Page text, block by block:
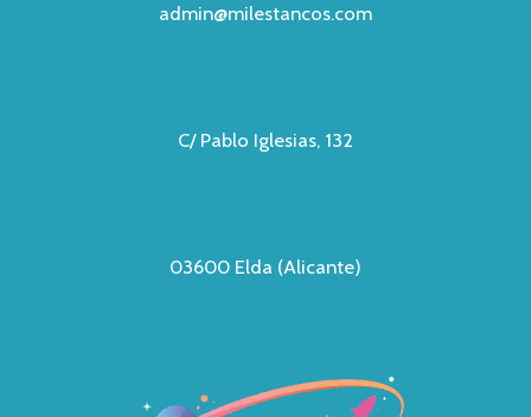
admin@milestancos.com
C/ Pablo Iglesias, 132
03600 Elda (Alicante)